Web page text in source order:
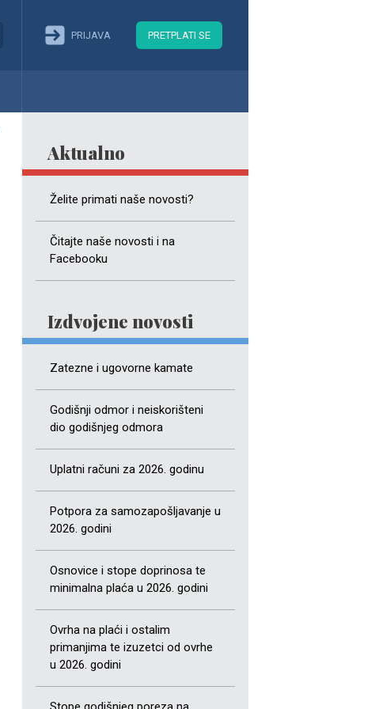
PRIJAVA PRETPLATI SE
Aktualno
Želite primati naše novosti?
Čitajte naše novosti i na
Facebooku
Izdvojene novosti
Zatezne i ugovorne kamate
Godišnji odmor i neiskorišteni
dio godišnjeg odmora
Uplatni računi za 2026. godinu
Potpora za samozapošljavanje u
2026. godini
Osnovice i stope doprinosa te
minimalna plaća u 2026. godini
Ovrha na plaći i ostalim
primanjima te izuzetci od ovrhe
u 2026. godini